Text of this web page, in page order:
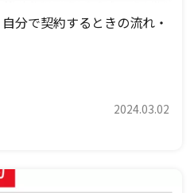
分で契約するときの流れ・
2024.03.02